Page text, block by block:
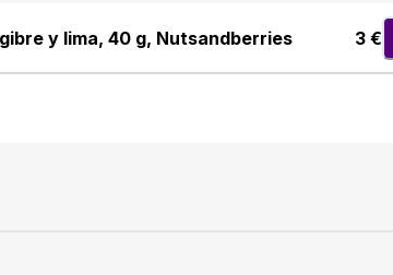
y lima, 40 g, Nutsandberries 3 €